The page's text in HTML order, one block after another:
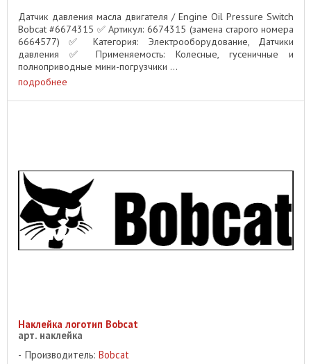
Датчик давления масла двигателя / Engine Oil Pressure Switch
Bobcat #6674315 ✅ Артикул: 6674315 (замена старого номера
6664577) ✅ Категория: Электрооборудование, Датчики
давления ✅ Применяемость: Колесные, гусеничные и
полноприводные мини-погрузчики ...
подробнее
Наклейка логотип Bobcat
арт. наклейка
Производитель: Bobcat